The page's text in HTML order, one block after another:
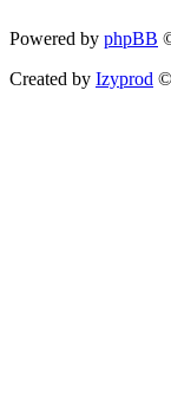
Powered by phpBB
Created by Izyprod